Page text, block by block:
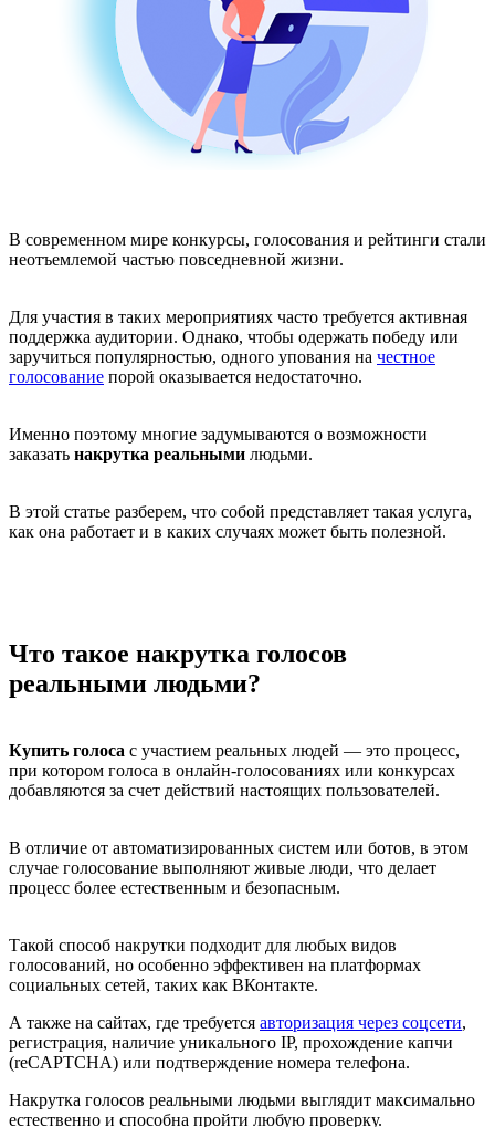
В современном мире конкурсы, голосования и рейтинги стали
неотъемлемой частью повседневной жизни.
Для участия в таких мероприятиях часто требуется активная
поддержка аудитории. Однако, чтобы одержать победу или
заручиться популярностью, одного упования на честное
голосование порой оказывается недостаточно.
Именно поэтому многие задумываются о возможности
заказать накрутка реальными людьми.
В этой статье разберем, что собой представляет такая услуга,
как она работает и в каких случаях может быть полезной.
Что такое накрутка голосов
реальными людьми?
Купить голоса с участием реальных людей — это процесс,
при котором голоса в онлайн-голосованиях или конкурсах
добавляются за счет действий настоящих пользователей.
В отличие от автоматизированных систем или ботов, в этом
случае голосование выполняют живые люди, что делает
процесс более естественным и безопасным.
Такой способ накрутки подходит для любых видов
голосований, но особенно эффективен на платформах
социальных сетей, таких как ВКонтакте.
А также на сайтах, где требуется авторизация через соцсети,
регистрация, наличие уникального IP, прохождение капчи
(reCAPTCHA) или подтверждение номера телефона.
Накрутка голосов реальными людьми выглядит максимально
естественно и способна пройти любую проверку.